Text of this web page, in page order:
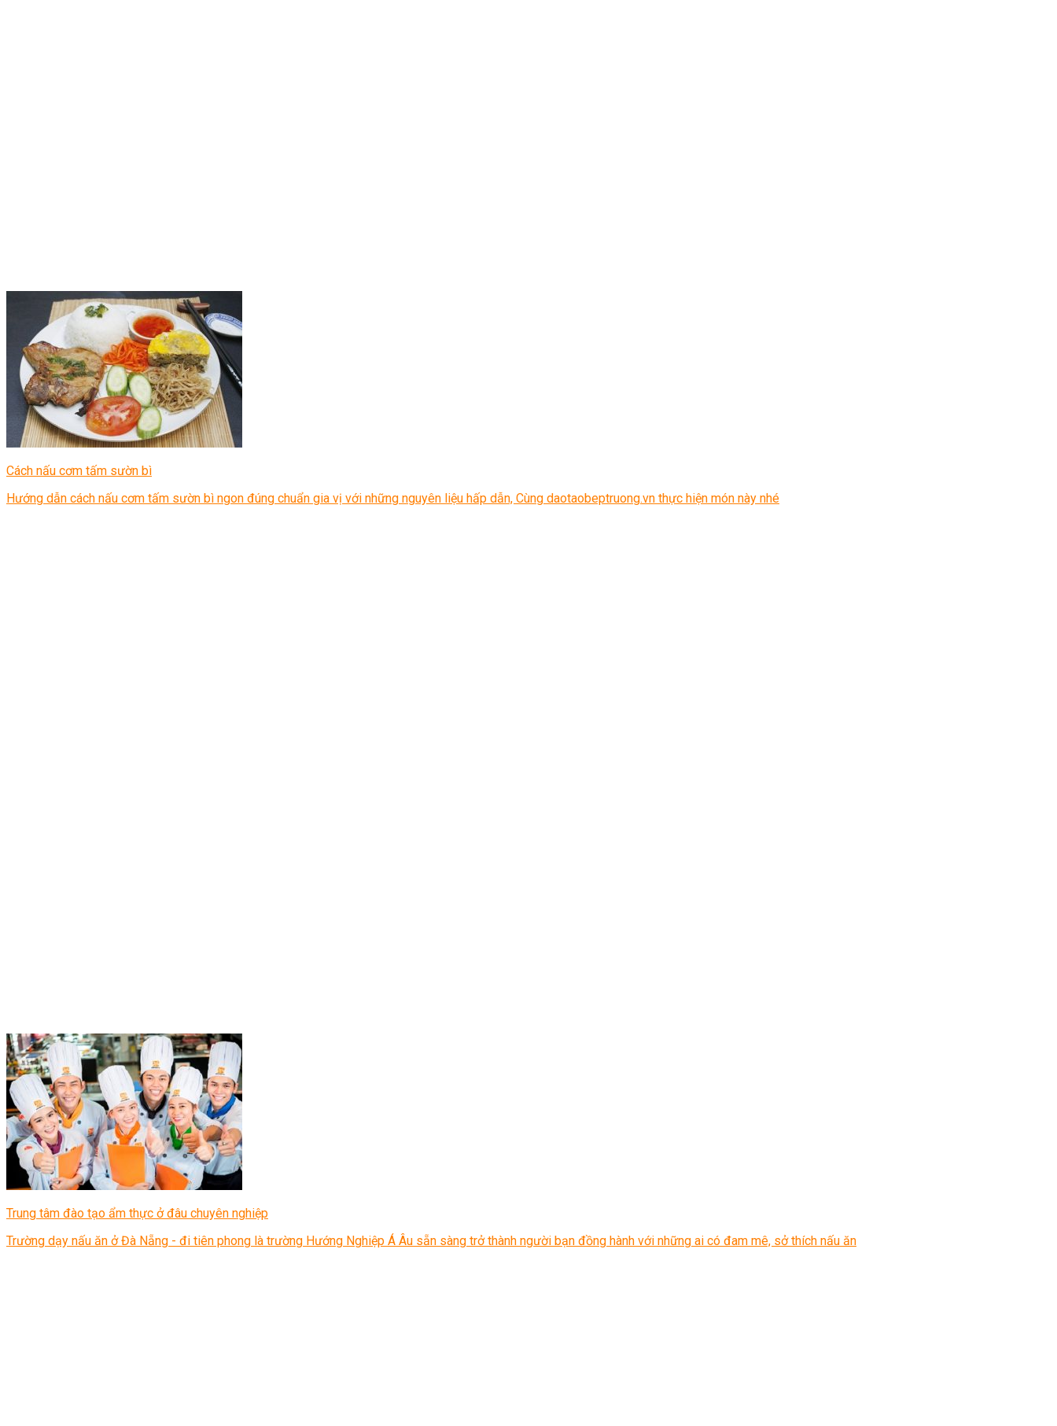
Cách nấu cơm tấm sườn bì
Hướng dẫn cách nấu cơm tấm sườn bì ngon đúng chuẩn gia vị với những nguyên liệu hấp dẫn, Cùng daotaobeptruong.vn thực hiện món này nhé
Trung tâm đào tạo ẩm thực ở đâu chuyên nghiệp
Trường dạy nấu ăn ở Đà Nẵng - đi tiên phong là trường Hướng Nghiệp Á Âu sẵn sàng trở thành người bạn đồng hành với những ai có đam mê, sở thích nấu ăn